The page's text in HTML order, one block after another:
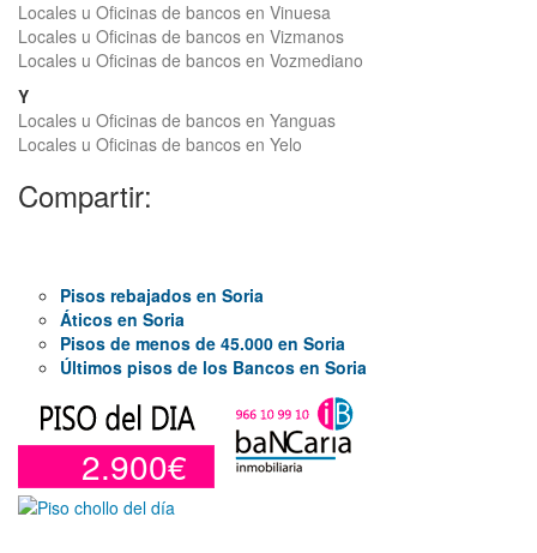
Locales u Oficinas de bancos en Vinuesa
Locales u Oficinas de bancos en Vizmanos
Locales u Oficinas de bancos en Vozmediano
Y
Locales u Oficinas de bancos en Yanguas
Locales u Oficinas de bancos en Yelo
Compartir:
Pisos rebajados en Soria
Áticos en Soria
Pisos de menos de 45.000 en Soria
Últimos pisos de los Bancos en Soria
2.900€